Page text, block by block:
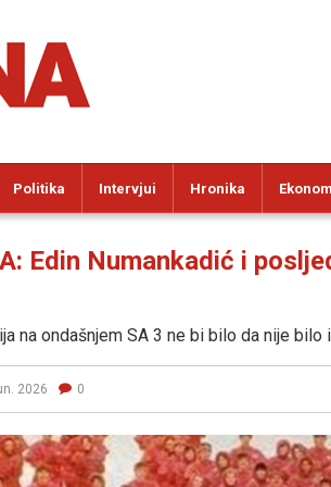
Politika Intervjui Hronika
Edin Numankadić i
na ondašnjem SA 3 ne bi bilo da nije bilo
2026 0